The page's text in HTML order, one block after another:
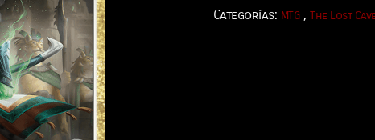
Categorías: MTG ,The Lost